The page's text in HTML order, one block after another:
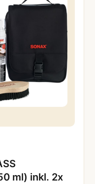
ml) inkl. 2x